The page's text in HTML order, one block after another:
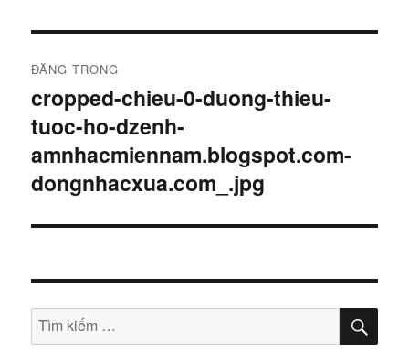
hướng
bài
viết
ĐĂNG TRONG
cropped-chieu-0-duong-thieu-
tuoc-ho-dzenh-
amnhacmiennam.blogspot.com-
dongnhacxua.com_.jpg
Tìm
kiếm:
TÌM